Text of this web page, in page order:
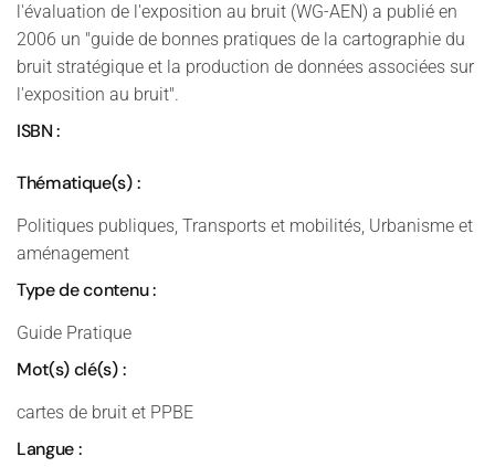
l'évaluation de l'exposition au bruit (WG-AEN) a publié en
2006 un "guide de bonnes pratiques de la cartographie du
bruit stratégique et la production de données associées sur
l'exposition au bruit".
ISBN :
Thématique(s) :
Politiques publiques, Transports et mobilités, Urbanisme et
aménagement
Type de contenu :
Guide Pratique
Mot(s) clé(s) :
cartes de bruit et PPBE
Langue :